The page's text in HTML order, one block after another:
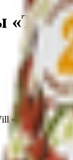
«Томаты и